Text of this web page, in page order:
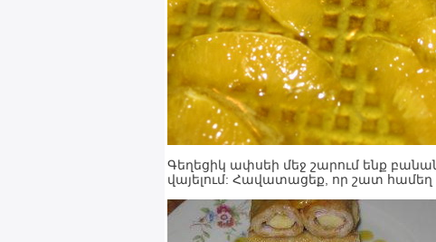
Գեղեցիկ ափսեի մեջ շարում ենք
վայելում: Հավատացեք, որ շատ համեղ